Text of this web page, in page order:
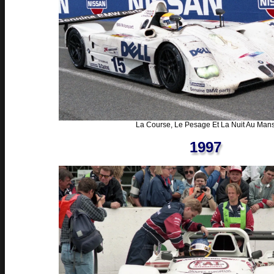
La Course, Le Pesage Et La Nuit Au
1997